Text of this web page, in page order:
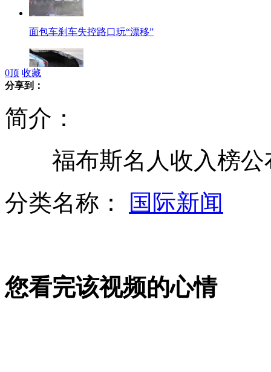
面包车刹车失控路口玩“漂移”
盘点靠努力成功的明星 周杰伦当服务员
收入分配体制改革方案最快10月推出
0顶 收藏
分享到：
简介：
福布斯名人收入榜公
分类名称：
国际新闻
您看完该视频的心情